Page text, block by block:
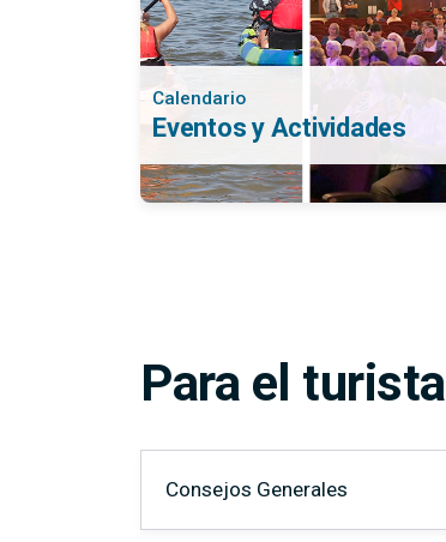
Calendario
Eventos y Actividades
Para el turista
Consejos Generales